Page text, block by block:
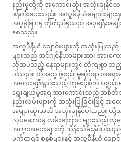
နည်းမှုတို့ကို အကောင်းဆုံး အသုံးချနိုင်
ဖန်တီးပေးသည်။ အလူမီနီယံချောင်းများနှင့်
အပူခွဲခြားမှု ကိုက်ညီမှုသည် အပူချိန်အမျို
စေသည်။
အလူမီနီယံ ချောင်းများကို အသုံးပြုသ
များသည် အင်ဂျင်နီယာများအား အား
လိုအပ်သည့် နေရာများတွင် တိကျစွာ ထည့်
ပါသည်။ ထို့အတူ ဖွဲ့စည်းမှုဆိုင်ရာ အရေးမ
အလေးချိန်နည်းသည့် ကွမ်းပိုစိုက် ပစ္စည်
ရွေးချယ်မှုအရ အားကောင်းသည့် အစိတ်အ
နည်းလမ်းများကို အသုံးပြုခြင်းဖြင့် အလ
အများဆုံးအထိ အသုံးချနိုင်ပါသည်။
လုပ်ဆောင်မှု လမ်းကြောင်းများသည်
အကွာအဝေးများကို ထိန်းသိမ်းနိုင်ပါသ
မက်ထရစ် စနစ်များနှင့် အလူမီနီယံ ချော